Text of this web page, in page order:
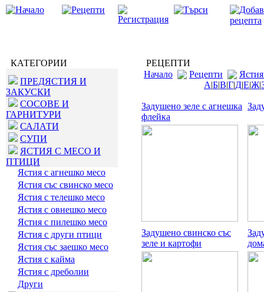
КАТЕГОРИИ
ПРЕДЯСТИЯ И
ЗАКУСКИ
СОСОВЕ И
ГАРНИТУРИ
САЛАТИ
СУПИ
ЯСТИЯ С МЕСО И
ПТИЦИ
Ястия с агнешко месо
Ястия със свинско месо
Ястия с телешко месо
Ястия с овнешко месо
Ястия с пилешко месо
Ястия с други птици
Ястия със заешко месо
Ястия с кайма
Ястия с дреболии
Други
РЕЦЕПТИ
Начало
Рецепти
А|Б|В|Г|Д|Е|Ж|
Задушено зеле с агнешка
флейка
Задушено свинско със
зеле и картофи